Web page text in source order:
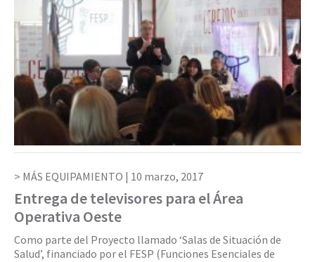
MÁS EQUIPAMIENTO | 10 marzo, 2017
Entrega de televisores para el Área
Operativa Oeste
Como parte del Proyecto llamado ‘Salas de Situación de
Salud’, financiado por el FESP (Funciones Esenciales de